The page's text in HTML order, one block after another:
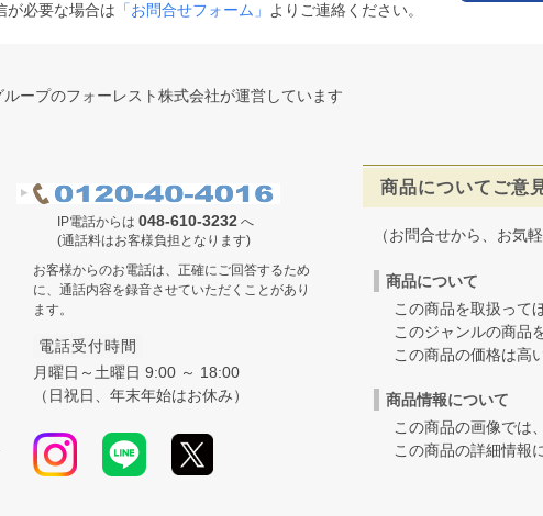
が必要な場合は 「お問合せフォーム」 よりご連絡ください。
ループのフォーレスト株式会社が運営しています
IP電話からは 048-610-3232 へ
(通話料はお客様負担となります)
お客様からのお電話は、正確にご回答するため
に、通話内容を録音させていただくことがあり
ます。
電話受付時間
月曜日～土曜日 9:00 ～ 18:00
（日祝日、年末年始はお休み）
商品についてご意
（お問合せから、お気
商品について
この商品を取扱って
このジャンルの商品
この商品の価格は高
商品情報について
この商品の画像では
この商品の詳細情報